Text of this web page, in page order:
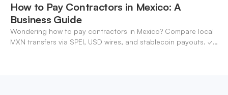
How to Pay Contractors in Mexico: A
Business Guide
Wondering how to pay contractors in Mexico? Compare local
MXN transfers via SPEI, USD wires, and stablecoin payouts. ✓